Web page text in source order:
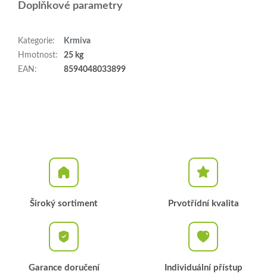
Doplňkové parametry
Kategorie:
Krmiva
Hmotnost:
25 kg
EAN : 8594048033899
Široký sortiment Prvotřídní kvalita
Garance doručení Individuální přístup